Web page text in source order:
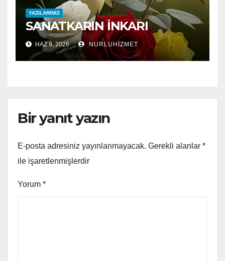
YAZILARIMIZ
SANATKARIN İNKARI
HAZ 9, 2026 NURLUHIZMET
Bir yanıt yazın
E-posta adresiniz yayınlanmayacak. Gerekli alanlar *
ile işaretlenmişlerdir
Yorum *